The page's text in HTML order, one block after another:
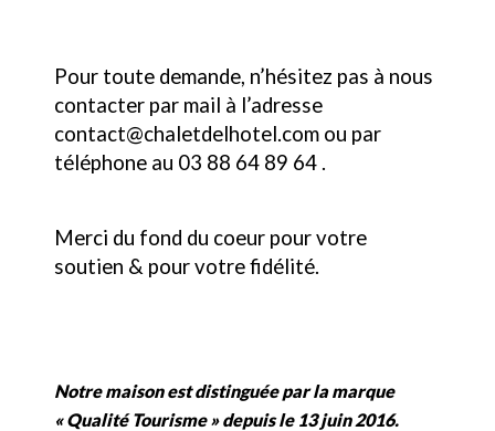
Pour toute demande, n’hésitez pas à nous
contacter par mail à l’adresse
contact@chaletdelhotel.com ou par
téléphone au 03 88 64 89 64 .
Merci du fond du coeur pour votre
soutien & pour votre fidélité.
Notre maison est distinguée par la marque
« Qualité Tourisme » depuis le 13 juin 2016.